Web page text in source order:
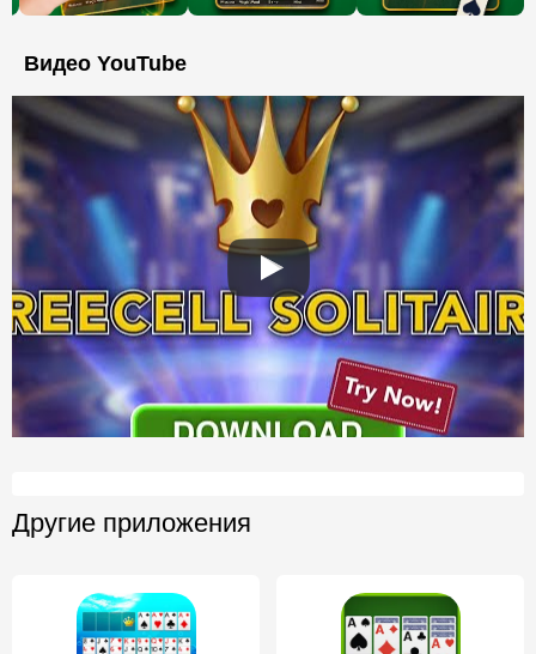
Видео YouTube
Другие приложения